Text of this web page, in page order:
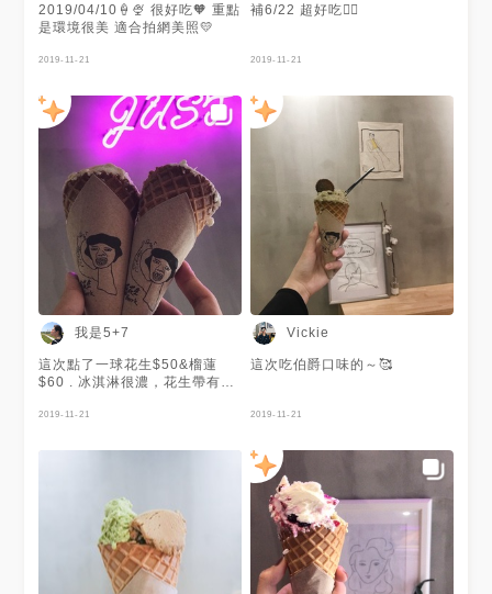
2019/04/10🍦🍨 很好吃🧡 重點
是環境很美 適合拍網美照💛
2019-11-21
補6/22 超好吃👍🏻
2019-11-21
我是5+7
這次點了一球花生$50&榴蓮
$60 . 冰淇淋很濃，花生帶有花
水的那種，冰淇淋的餅皮也是重
（不知道為什麼有些餅皮有香蕉
推介紹給你們，會再二訪的冰淇
2019-11-21
Vickie
這次吃伯爵口味的～🥰
2019-11-21